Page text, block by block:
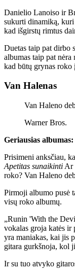
Danielio Lanoiso ir
sukurti dinamiką,
kad išgirstų rimtus
Duetas taip pat dirbo
albumas taip pat
kad būtų grynas roko
Van Halenas
Van Haleno
Warner Bros.
Geriausias albumas:
Prisimeni anksčiau,
Apetitas sunaikinti Ar
roko? Van Haleno
Pirmoji albumo pusė
visų roko albumų.
„Runin 'With the
vokalas groja katės ir
yra maniakas, kai jis
gitara gurkšnoja, kol
Ir su tuo atvyko